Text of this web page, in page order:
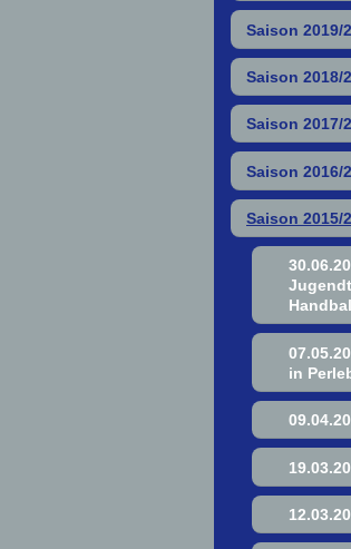
Saison 2019/
Saison 2018/
Saison 2017/
Saison 2016/
Saison 2015/
in